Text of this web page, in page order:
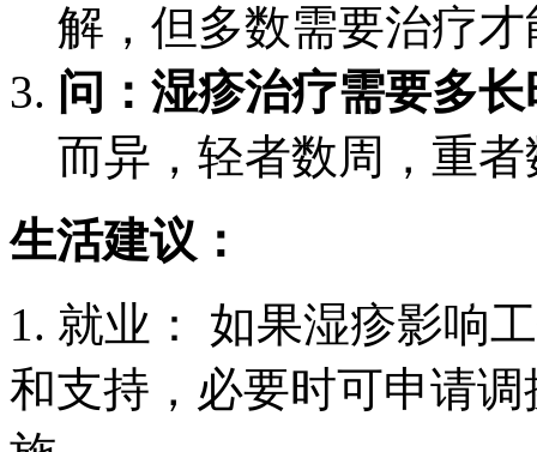
解，但多数需要治疗
问：湿疹治疗需要多
而异，轻者数周，重
生活建议：
1. 就业： 如果湿疹影响
和支持，必要时可申请